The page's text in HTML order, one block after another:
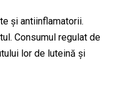
și antiinflamatorii.
Consumul regulat de
lor de luteină și